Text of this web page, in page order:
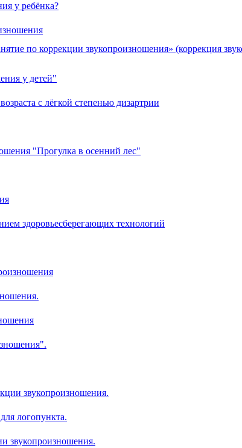
у ребёнка?
по коррекции звукопроизношения» (коррекция
у детей"
с лёгкой степенью дизартрии
"Прогулка в осенний лес"
здоровьесберегающих технологий
звукопроизношения.
логопункта.
звукопроизношения.